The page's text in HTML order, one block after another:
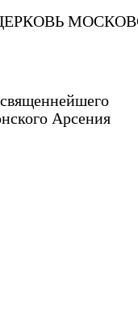
Арсения